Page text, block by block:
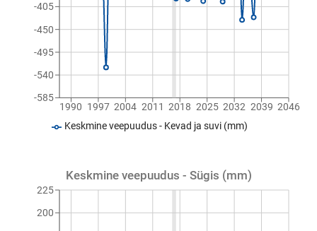
1990 1997 2004 2011 2018 2025 2032 2039 2046
-585
-540
-495
-450
-405
Keskmine veepuudus - Kevad ja suvi (mm)
Keskmine veepuudus - Sügis (mm)
200
225